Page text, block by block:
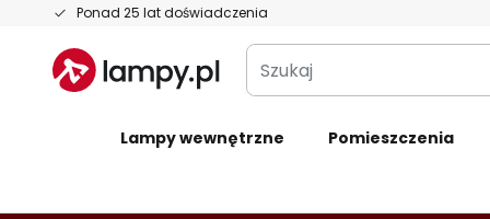
Ponad 25 lat doświadczenia
Przejdź
treści
Szukaj
Lampy wewnętrzne Pomieszczenia